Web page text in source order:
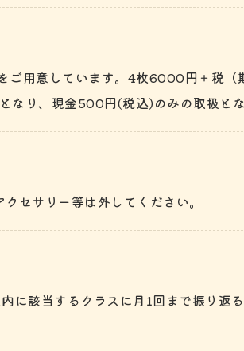
用意しています。4枚6000円＋税（
り、現金500円(税込)のみの取扱とな
セサリー等は外してください。
に該当するクラスに月1回まで振り返